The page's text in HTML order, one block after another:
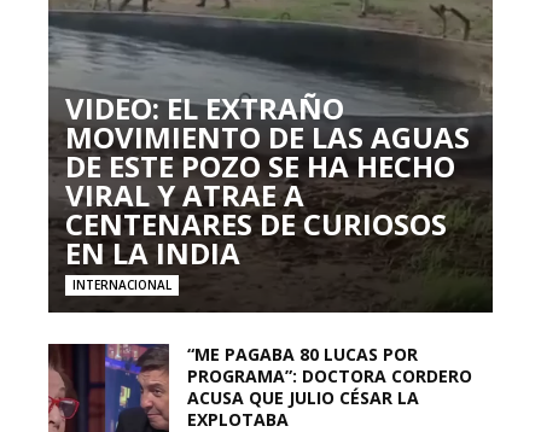
VIDEO: EL EXTRAÑO
MOVIMIENTO DE LAS AGUAS
DE ESTE POZO SE HA HECHO
VIRAL Y ATRAE A
CENTENARES DE CURIOSOS
EN LA INDIA
INTERNACIONAL
“ME PAGABA 80 LUCAS POR
PROGRAMA”: DOCTORA CORDERO
ACUSA QUE JULIO CÉSAR LA
EXPLOTABA